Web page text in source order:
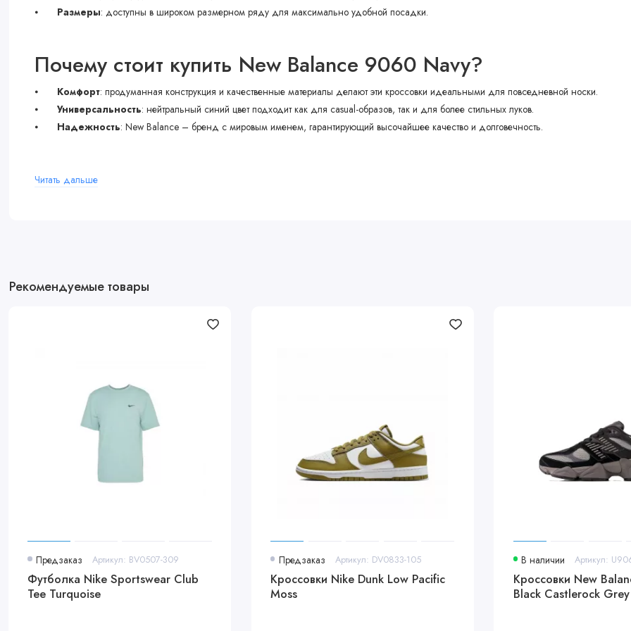
⦁
Размеры: доступны в широком размерном ряду для максимально удобной посадки.
Почему стоит купить New Balance 9060 Navy?
⦁ Комфорт: продуманная конструкция и качественные материалы делают эти кроссовки идеальными для повседневной носки.
⦁
Универсальность: нейтральный синий цвет подходит как для casual-образов, так и для более стильных луков.
⦁
Надежность: New Balance – бренд с мировым именем, гарантирующий высочайшее качество и долговечность.
Цена:
Приобрести эту стильную модель вы можете в интернет-магазине
и оформляйте заказ прямо сейчас!
Читать дальше
Рекомендуемые товары
Предзаказ Артикул: BV0507-309
Футболка Nike Sportswear Club
Tee Turquoise
Предзаказ Артикул: DV0833-105
Кроссовки Nike Dunk Low Pacific
Moss
В наличии Артикул:
Кроссовки New
Black Castlerock Grey